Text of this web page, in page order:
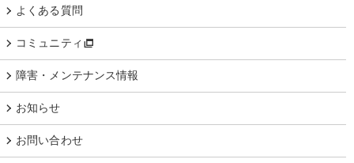
よくある質問
コミュニティ
障害・メンテナンス情報
お知らせ
お問い合わせ